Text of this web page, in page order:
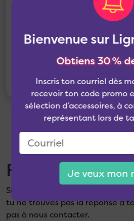
Bienvenue sur
Obtiens 30 %
Inscris ton courriel dès
recevoir ton code promo
sélection d’accessoires, à
représentant lors de
Je veux mon
l’entremise de message
commerciaux (courriel ou
J'accepte
Envoyer
FAQ
Si tu as des questions, consulte
tu ne trouves pas la réponse à
pas à nous contacter.